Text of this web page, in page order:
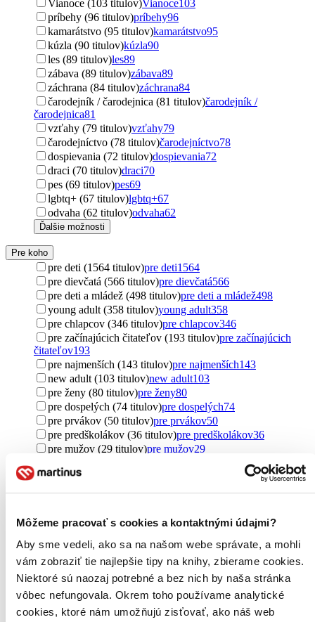
Môžeme pracovať s cookies a kontaktnými údajmi?
Aby sme vedeli, ako sa na našom webe správate, a mohli
vám zobraziť tie najlepšie tipy na knihy, zbierame cookies.
Niektoré sú naozaj potrebné a bez nich by naša stránka
vôbec nefungovala. Okrem toho používame analytické
cookies, ktoré nám umožňujú zisťovať, ako náš web
Vianoce (103 titulov)Vianoce103
príbehy (96 titulov)príbehy96
kamarátstvo (95 titulov)kamarátstvo95
kúzla (90 titulov)kúzla90
les (89 titulov)les89
zábava (89 titulov)zábava89
záchrana (84 titulov)záchrana84
čarodejník / čarodejnica (81 titulov)čarodejník /
čarodejnica81
vzťahy (79 titulov)vzťahy79
čarodejníctvo (78 titulov)čarodejníctvo78
dospievania (72 titulov)dospievania72
draci (70 titulov)draci70
pes (69 titulov)pes69
lgbtq+ (67 titulov)lgbtq+67
odvaha (62 titulov)odvaha62
Ďalšie možnosti
Pre koho
pre deti (1564 titulov)pre deti1564
pre dievčatá (566 titulov)pre dievčatá566
pre deti a mládež (498 titulov)pre deti a mládež498
young adult (358 titulov)young adult358
pre chlapcov (346 titulov)pre chlapcov346
pre začínajúcich čitateľov (193 titulov)pre začínajúcich
čitateľov193
pre najmenších (143 titulov)pre najmenších143
new adult (103 titulov)new adult103
pre ženy (80 titulov)pre ženy80
pre dospelých (74 titulov)pre dospelých74
pre prvákov (50 titulov)pre prvákov50
pre predškolákov (36 titulov)pre predškolákov36
pre mužov (29 titulov)pre mužov29
pre rodičov (11 titulov)
pre dyslektikov (8 titulov)pre dyslektikov8
pre učiteľov (2 tituly)pre učiteľov2
pre študentov (1 titul)pre študentov1
Ďalšie možnosti
zahraničný (1281 titulov)zahraničný1281
Slovensko (457 titulov)Slovensko457